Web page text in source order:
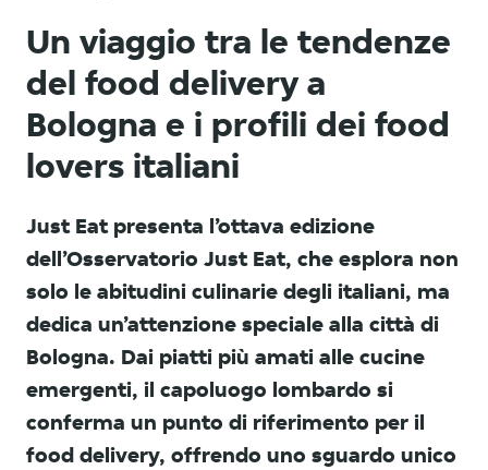
Un viaggio tra le tendenze
del food delivery a
Bologna e i profili dei food
lovers italiani
Just Eat presenta l’ottava edizione
dell’Osservatorio Just Eat, che esplora non
solo le abitudini culinarie degli italiani, ma
dedica un’attenzione speciale alla città di
Bologna. Dai piatti più amati alle cucine
emergenti, il capoluogo lombardo si
conferma un punto di riferimento per il
food delivery, offrendo uno sguardo unico